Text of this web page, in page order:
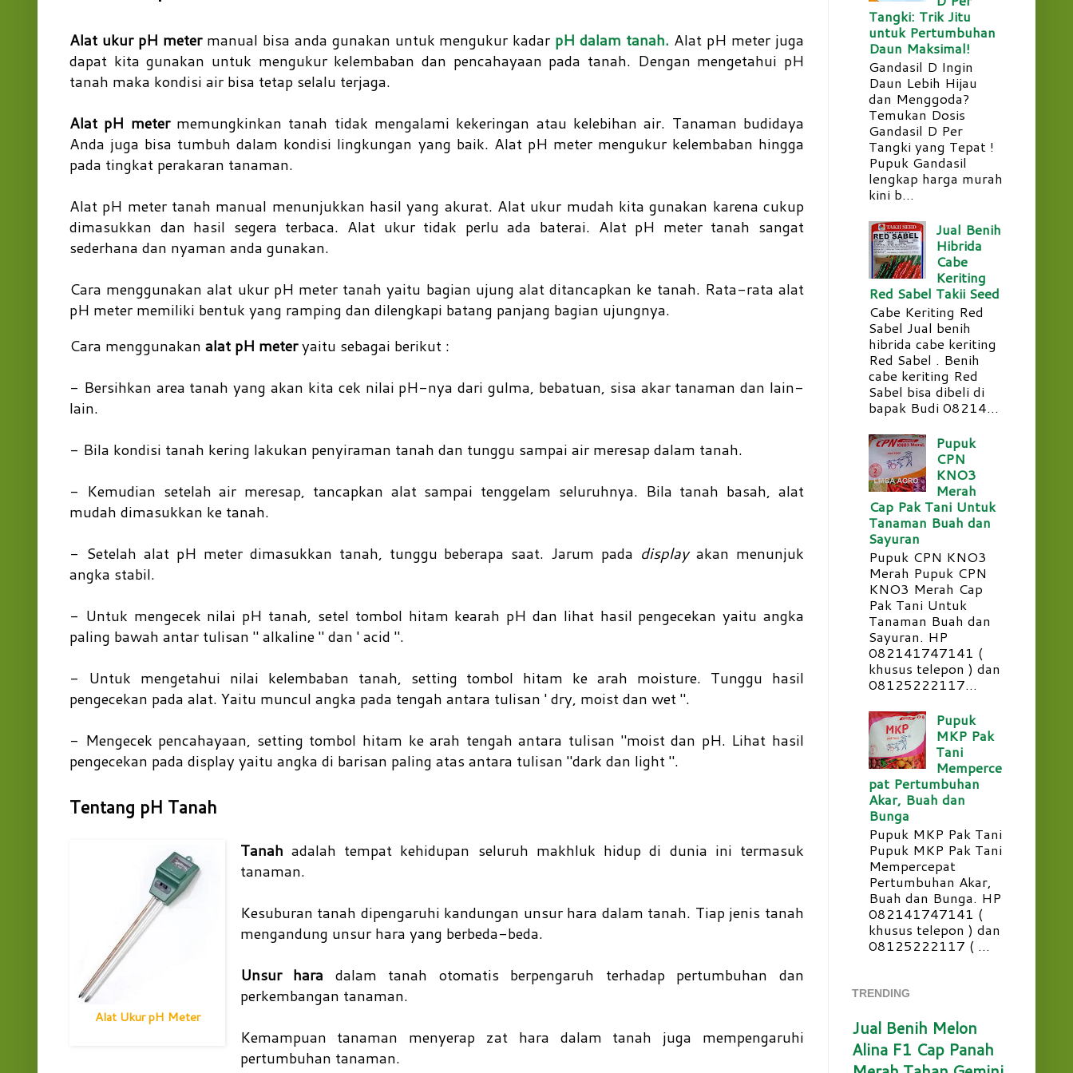
Alat ukur pH metermanual bisa anda gunakan untuk mengukur kadar pH dalam tanah. Alat pH meter juga
dapat kita gunakan untuk mengukur kelembaban dan pencahayaan pada tanah. Dengan mengetahui pH
tanah maka kondisi air bisa tetap selalu terjaga.
Alat pH meter memungkinkan tanah tidak mengalami kekeringan atau kelebihan air. Tanaman budidaya
Anda juga bisa tumbuh dalam kondisi lingkungan yang baik. Alat pH meter mengukur kelembaban hingga
pada tingkat perakaran tanaman.
Alat pH meter tanah manual menunjukkan hasil yang akurat. Alat ukur mudah kita gunakan karena cukup
dimasukkan dan hasil segera terbaca. Alat ukur tidak perlu ada baterai. Alat pH meter tanah sangat
sederhana dan nyaman anda gunakan.
Cara menggunakan alat ukur pH meter tanah yaitu bagian ujung alat ditancapkan ke tanah. Rata-rata alat
pH meter memiliki bentuk yang ramping dan dilengkapi batang panjang bagian ujungnya.
Cara menggunakan alat pH meteryaitu sebagai berikut :
- Bersihkan area tanah yang akan kita cek nilai pH-nya dari gulma, bebatuan, sisa akar tanaman dan lain-
lain.
- Bila kondisi tanah kering lakukan penyiraman tanah dan tunggu sampai air meresap dalam tanah.
- Kemudian setelah air meresap, tancapkan alat sampai tenggelam seluruhnya. Bila tanah basah, alat
mudah dimasukkan ke tanah.
- Setelah alat pH meter dimasukkan tanah, tunggu beberapa saat. Jarum pada displayakan menunjuk
angka stabil.
- Untuk mengecek nilai pH tanah, setel tombol hitam kearah pH dan lihat hasil pengecekan yaitu angka
paling bawah antar tulisan " alkaline " dan ' acid ".
- Untuk mengetahui nilai kelembaban tanah, setting tombol hitam ke arah moisture. Tunggu hasil
pengecekan pada alat. Yaitu muncul angka pada tengah antara tulisan ' dry, moist dan wet ".
- Mengecek pencahayaan, setting tombol hitam ke arah tengah antara tulisan "moist dan pH. Lihat hasil
pengecekan pada display yaitu angka di barisan paling atas antara tulisan "dark dan light ".
Tentang pH Tanah
Alat Ukur pH Meter
Tanah adalah tempat kehidupan seluruh makhluk hidup di dunia ini termasuk
tanaman.
Kesuburan tanah dipengaruhi kandungan unsur hara dalam tanah. Tiap jenis tanah
mengandung unsur hara yang berbeda-beda.
Unsur hara dalam tanah otomatis berpengaruh terhadap pertumbuhan dan
perkembangan tanaman.
Kemampuan tanaman menyerap zat hara dalam tanah juga mempengaruhi
pertumbuhan tanaman.
Tangki: Trik Jitu
untuk Pertumbuhan
Daun Maksimal!
Gandasil D Ingin
Daun Lebih Hijau
dan Menggoda?
Temukan Dosis
Gandasil D Per
Tangki yang Tepat !
Pupuk Gandasil
lengkap harga murah
kini b...
Jual Benih
Hibrida
Cabe
Keriting
Red Sabel Takii Seed
Cabe Keriting Red
Sabel Jual benih
hibrida cabe keriting
Red Sabel . Benih
cabe keriting Red
Sabel bisa dibeli di
bapak Budi 08214...
Pupuk
CPN
KNO3
Merah
Cap Pak Tani Untuk
Tanaman Buah dan
Sayuran
Pupuk CPN KNO3
Merah Pupuk CPN
KNO3 Merah Cap
Pak Tani Untuk
Tanaman Buah dan
Sayuran. HP
082141747141 (
khusus telepon ) dan
08125222117...
Pupuk
MKP Pak
Tani
Memperce
pat Pertumbuhan
Akar, Buah dan
Bunga
Pupuk MKP Pak Tani
Pupuk MKP Pak Tani
Mempercepat
Pertumbuhan Akar,
Buah dan Bunga. HP
082141747141 (
khusus telepon ) dan
08125222117 ( ...
TRENDING
Jual Benih Melon
Alina F1 Cap Panah